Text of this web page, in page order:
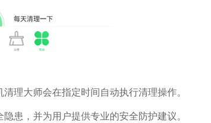
理大师会在指定时间自动执行清理操作。
患，并为用户提供专业的安全防护建议。